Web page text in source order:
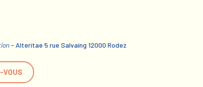
- Alteritae 5 rue Salvaing 12000 Rodez
VOUS